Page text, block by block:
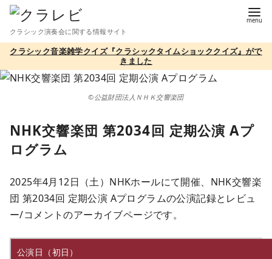
テ
ツ
クラシック演奏会に関する情報サイト
クラシック音楽雑学クイズ『クラシックタイムショッククイズ』がで
きました
©公益財団法人ＮＨＫ交響楽団
NHK交響楽団 第2034回 定期公演 Aプ
ログラム
2025年4月12日（土）NHKホールにて開催、NHK交響楽
団 第2034回 定期公演 Aプログラムの公演記録とレビュ
ー/コメントのアーカイブページです。
公演日（初日）